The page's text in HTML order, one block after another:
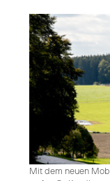
Mit dem neuen